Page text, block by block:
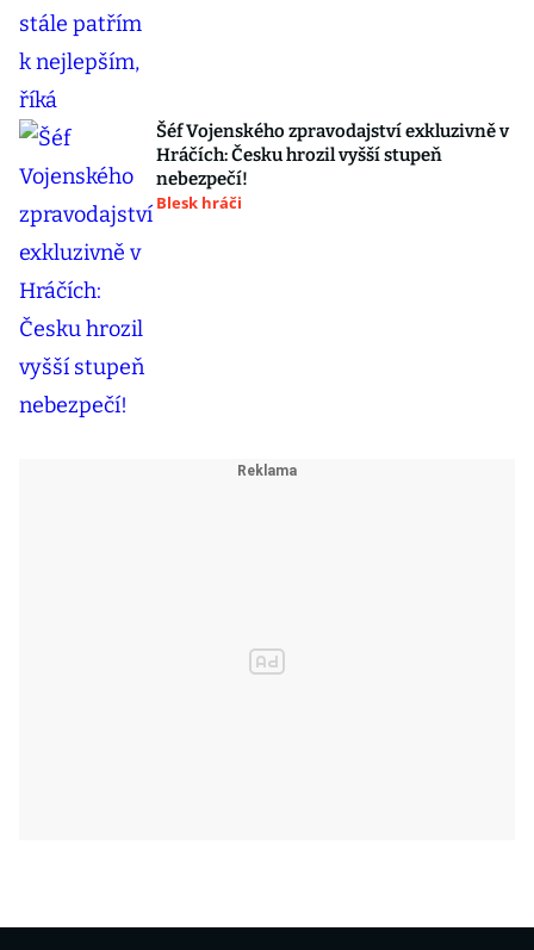
Šéf Vojenského zpravodajství exkluzivně v
Hráčích: Česku hrozil vyšší stupeň
nebezpečí!
Blesk hráči